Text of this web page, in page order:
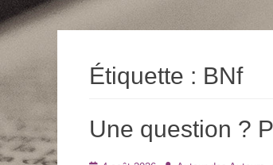
Étiquette : BNf
Une question ?